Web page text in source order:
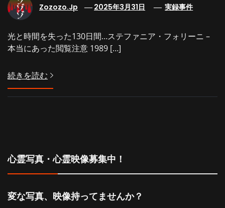
Zozozo.jp 2025年3月31日 実録事件
光と時間を失った130日間…ステファニア・フォリーニ –
本当にあった閲覧注意 1989 […]
続きを読む
心霊写真・心霊映像募集中！
変な写真、映像持ってませんか？